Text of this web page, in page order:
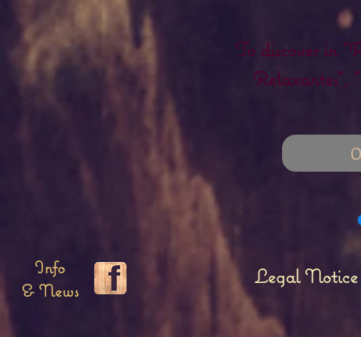
To discover in
Relaxantes",
Info
& News
Legal Notice